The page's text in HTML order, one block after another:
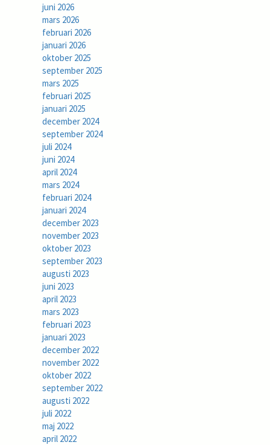
juni 2026
mars 2026
februari 2026
januari 2026
oktober 2025
september 2025
mars 2025
februari 2025
januari 2025
december 2024
september 2024
juli 2024
juni 2024
april 2024
mars 2024
februari 2024
januari 2024
december 2023
november 2023
oktober 2023
september 2023
augusti 2023
juni 2023
april 2023
mars 2023
februari 2023
januari 2023
december 2022
november 2022
oktober 2022
september 2022
augusti 2022
juli 2022
maj 2022
april 2022